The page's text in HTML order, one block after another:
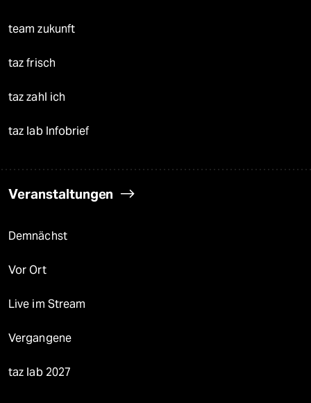
team zukunft
taz frisch
taz zahl ich
taz lab Infobrief
Veranstaltungen
Demnächst
Vor Ort
Live im Stream
Vergangene
taz lab 2027